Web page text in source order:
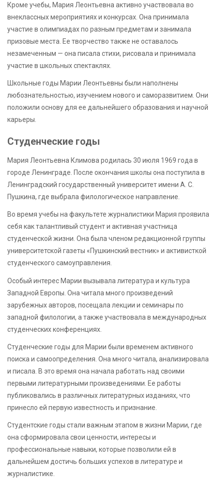
Кроме учебы, Мария Леонтьевна активно участвовала во
внеклассных мероприятиях и конкурсах. Она принимала
участие в олимпиадах по разным предметам и занимала
призовые места. Ее творчество также не оставалось
незамеченным — она писала стихи, рисовала и принимала
участие в школьных спектаклях.
Школьные годы Марии Леонтьевны были наполнены
любознательностью, изучением нового и саморазвитием. Они
положили основу для ее дальнейшего образования и научной
карьеры.
Студенческие годы
Мария Леонтьевна Климова родилась 30 июля 1969 года в
городе Ленинграде. После окончания школы она поступила в
Ленинградский государственный университет имени А. С.
Пушкина, где выбрала филологическое направление.
Во время учебы на факультете журналистики Мария проявила
себя как талантливый студент и активная участница
студенческой жизни. Она была членом редакционной группы
университетской газеты «Пушкинский вестник» и активисткой
студенческого самоуправления.
Особый интерес Марии вызывала литература и культура
Западной Европы. Она читала много произведений
зарубежных авторов, посещала лекции и семинары по
западной филологии, а также участвовала в международных
студенческих конференциях.
Студенческие годы для Марии были временем активного
поиска и самоопределения. Она много читала, анализировала
и писала. В это время она начала работать над своими
первыми литературными произведениями. Ее работы
публиковались в различных литературных изданиях, что
принесло ей первую известность и признание.
Студентские годы стали важным этапом в жизни Марии, где
она сформировала свои ценности, интересы и
профессиональные навыки, которые позволили ей в
дальнейшем достичь больших успехов в литературе и
журналистике.